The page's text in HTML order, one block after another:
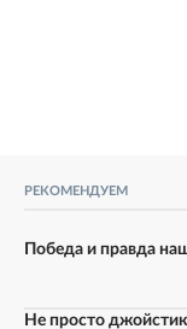
РЕКОМЕНДУЕМ
Победа и правда
Не просто